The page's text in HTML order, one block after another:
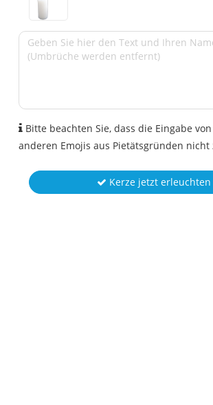
Bitte beachten Sie, dass die Eingabe
anderen Emojis aus Pietätsgründen nicht
Kerze jetzt erleuchten